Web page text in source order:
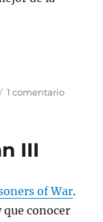
1 comentarioen
III
of War.
que conocer